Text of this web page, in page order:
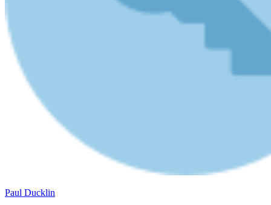
Paul Ducklin